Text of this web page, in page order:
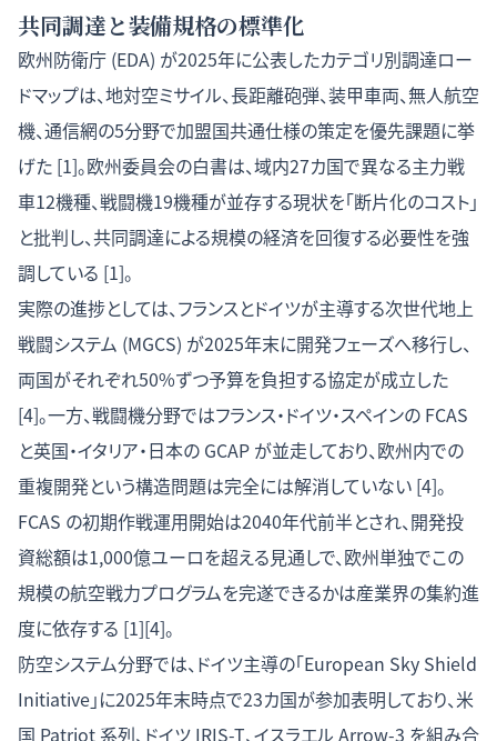
共同調達と装備規格の標準化
欧州防衛庁 (EDA) が2025年に公表したカテゴリ別調達ロー
ドマップは、地対空ミサイル、長距離砲弾、装甲車両、無人航空
機、通信網の5分野で加盟国共通仕様の策定を優先課題に挙
げた [1]。欧州委員会の白書は、域内27カ国で異なる主力戦
車12機種、戦闘機19機種が並存する現状を「断片化のコスト」
と批判し、共同調達による規模の経済を回復する必要性を強
調している [1]。
実際の進捗としては、フランスとドイツが主導する次世代地上
戦闘システム (MGCS) が2025年末に開発フェーズへ移行し、
両国がそれぞれ50%ずつ予算を負担する協定が成立した
[4]。一方、戦闘機分野ではフランス・ドイツ・スペインの FCAS
と英国・イタリア・日本の GCAP が並走しており、欧州内での
重複開発という構造問題は完全には解消していない [4]。
FCAS の初期作戦運用開始は2040年代前半とされ、開発投
資総額は1,000億ユーロを超える見通しで、欧州単独でこの
規模の航空戦力プログラムを完遂できるかは産業界の集約進
度に依存する [1][4]。
防空システム分野では、ドイツ主導の「European Sky Shield
Initiative」に2025年末時点で23カ国が参加表明しており、米
国 Patriot 系列、ドイツ IRIS-T、イスラエル Arrow-3 を組み合